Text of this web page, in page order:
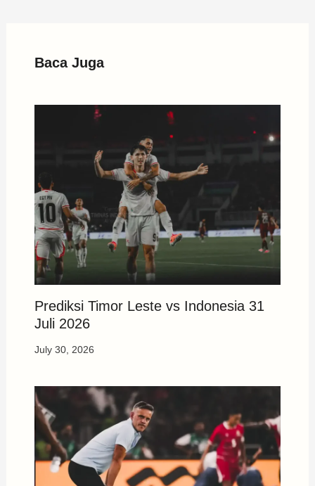
Baca Juga
Prediksi Timor Leste vs Indonesia 31
Juli 2026
July 30, 2026